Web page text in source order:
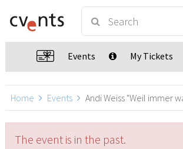
Events My Tickets
Home Events Andi Weiss "Weil immer was
The event is in the past.